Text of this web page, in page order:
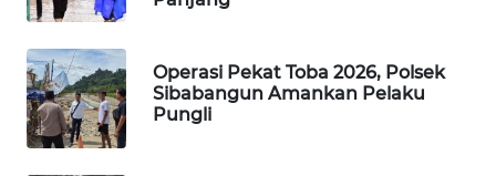
Operasi Pekat Toba 2026, Polsek
Sibabangun Amankan Pelaku
Pungli
MASYARAKAT
KELISTRIKAN
WALINKI
ID